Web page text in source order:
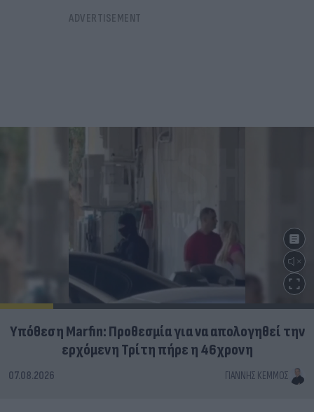
Υπόθεση Marfin: Προθεσμία για να απολογηθεί την
ερχόμενη Τρίτη πήρε η 46χρονη
07.08.2026 ΓΙΆΝΝΗΣ ΚΈΜΜΟΣ